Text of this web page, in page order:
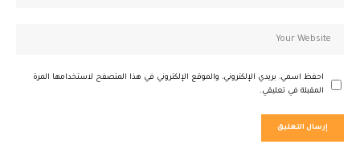
احفظ اسمي، بريدي الإلكتروني، والموقع الإلكتروني في هذا المتصفح لاستخدامها المرة
المقبلة في تعليقي.